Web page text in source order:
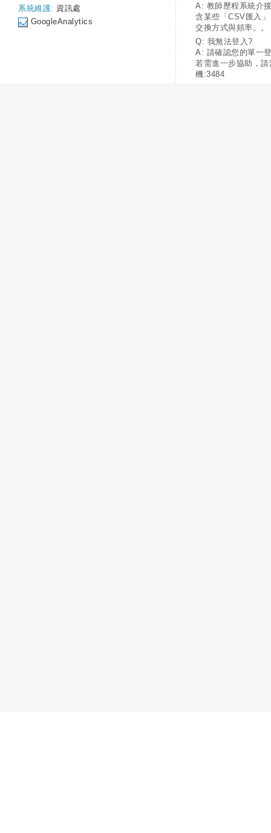
系統維護: 資訊處
GoogleAnalytics
A: 教師歷程系統介
含某些「CSV匯入
交換方式與頻率。。
Q: 我無法登入?
A: 請確認您的單一
若需進一步協助，
機:3484